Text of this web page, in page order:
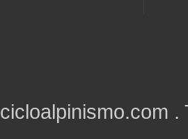
cicloalpinismo.com